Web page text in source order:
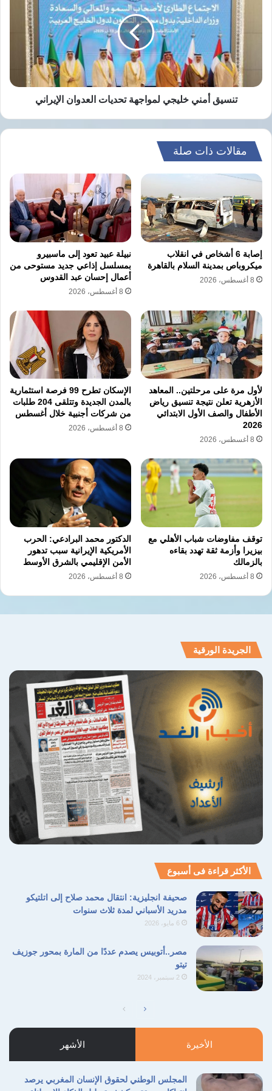
الصراعات.
نسخ الرابط
لمواجهة
تحديات
العدوان
الإيراني
تنسيق أمني خليجي لمواجهة تحديات العدوان الإيراني
مقالات ذات صلة
إصابة 6 أشخاص في انقلاب
ميكروباص بمدينة السلام بالقاهرة
8 أغسطس، 2026
نبيلة عبيد تعود إلى ماسبيرو
بمسلسل إذاعي جديد مستوحى من
أعمال إحسان عبد القدوس
8 أغسطس، 2026
لأول مرة على مرحلتين.. المعاهد
الأزهرية تعلن نتيجة تنسيق رياض
الأطفال والصف الأول الابتدائي
2026
8 أغسطس، 2026
الإسكان تطرح 99 فرصة استثمارية
بالمدن الجديدة وتتلقى 204 طلبات
من شركات أجنبية خلال أغسطس
8 أغسطس، 2026
توقف مفاوضات شباب الأهلي مع
بيزيرا وأزمة ثقة تهدد بقاءه
بالزمالك
8 أغسطس، 2026
الدكتور محمد البرادعي: الحرب
الأمريكية الإيرانية سبب تدهور
الأمن الإقليمي بالشرق الأوسط
8 أغسطس، 2026
الجريدة الورقية
الأكثر قراءة فى أسبوع
صحيفة انجليزية: انتقال محمد صلاح إلى اتلتيكو
مدريد الأسباني لمدة ثلاث سنوات
6 مايو، 2026
مصر..أتوبيس يصدم عددًا من المارة بمحور جوزيف
تيتو
2 سبتمبر، 2024
الصفحةالصفحة
الأخيرة الأشهر
المجلس الوطني لحقوق الإنسان المغربي يرصد